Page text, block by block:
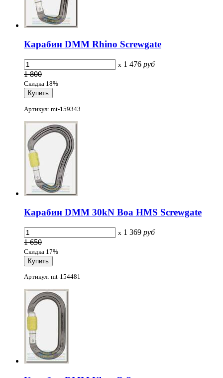
Карабин DMM Rhino Screwgate
x 1 476 руб
1 800
Скидка 18%
Артикул: mt-159343
Карабин DMM 30kN Boa HMS Screwgate
x 1 369 руб
1 650
Скидка 17%
Артикул: mt-154481